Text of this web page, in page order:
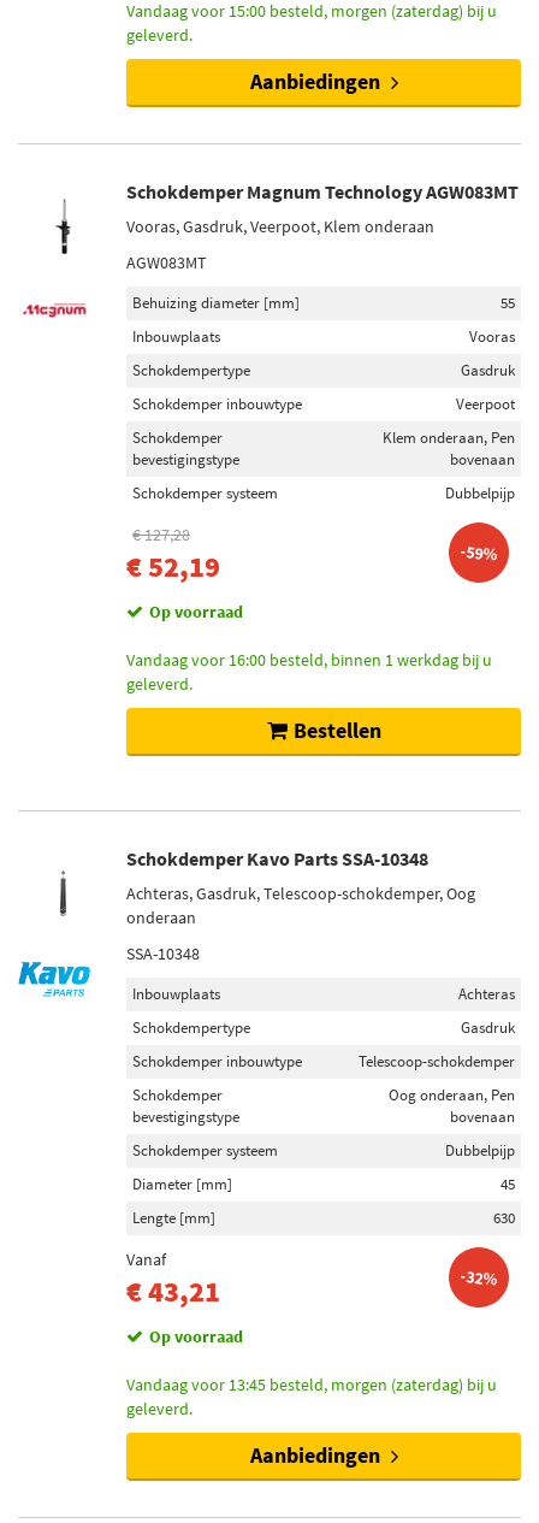
Vandaag voor 15:00 besteld, morgen (zaterdag) bij u
geleverd.
Aanbiedingen
Schokdemper Magnum Technology AGW083MT
Vooras, Gasdruk, Veerpoot, Klem onderaan
AGW083MT
Behuizing diameter [mm]
55
Inbouwplaats
Vooras
Schokdempertype
Gasdruk
Schokdemper inbouwtype
Veerpoot
Schokdemper
bevestigingstype
Klem onderaan, Pen
bovenaan
Schokdemper systeem
Dubbelpijp
€ 127,28
€ 52,19 -59%
Op voorraad
Vandaag voor 16:00 besteld, binnen 1 werkdag bij u
geleverd.
Bestellen
Schokdemper Kavo Parts SSA-10348
Achteras, Gasdruk, Telescoop-schokdemper, Oog
onderaan
SSA-10348
Inbouwplaats
Achteras
Schokdempertype
Gasdruk
Schokdemper inbouwtype
Telescoop-schokdemper
Schokdemper
bevestigingstype
Oog onderaan, Pen
bovenaan
Schokdemper systeem
Dubbelpijp
Diameter [mm]
45
Lengte [mm]
630
Vanaf
€ 43,21 -32%
Op voorraad
Vandaag voor 13:45 besteld, morgen (zaterdag) bij u
geleverd.
Aanbiedingen